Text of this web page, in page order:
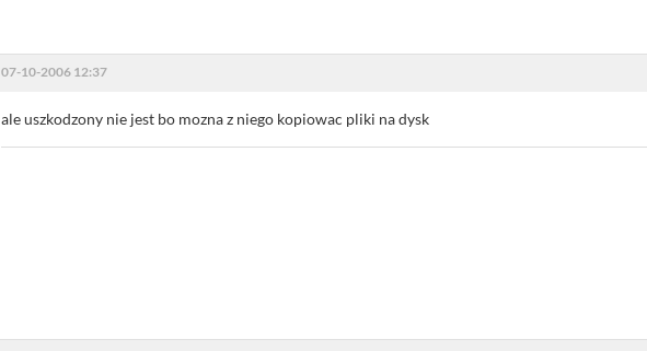
07-10-2006 12:37
ale uszkodzony nie jest bo mozna z niego kopiowac pliki na dysk